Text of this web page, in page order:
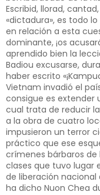
Escribid, llorad,
«dictadura», es todo
en relación a esta
dominante, ¡os
aprendido bien la
Badiou excusarse,
haber escrito
Vietnam invadió el
consigue es extender
cual trata de reducir
a la obra de cuatro
impusieron un terror
práctico que ese
crímenes bárbaros de
clases que tuvo lugar
de liberación nacional
ha dicho Nuon Chea